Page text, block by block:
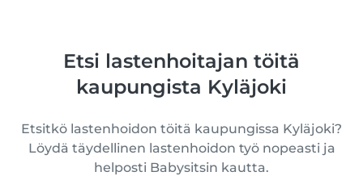
Etsi lastenhoitajan töitä
kaupungista Kyläjoki
Etsitkö lastenhoidon töitä kaupungissa Kyläjoki?
Löydä täydellinen lastenhoidon työ nopeasti ja
helposti Babysitsin kautta.